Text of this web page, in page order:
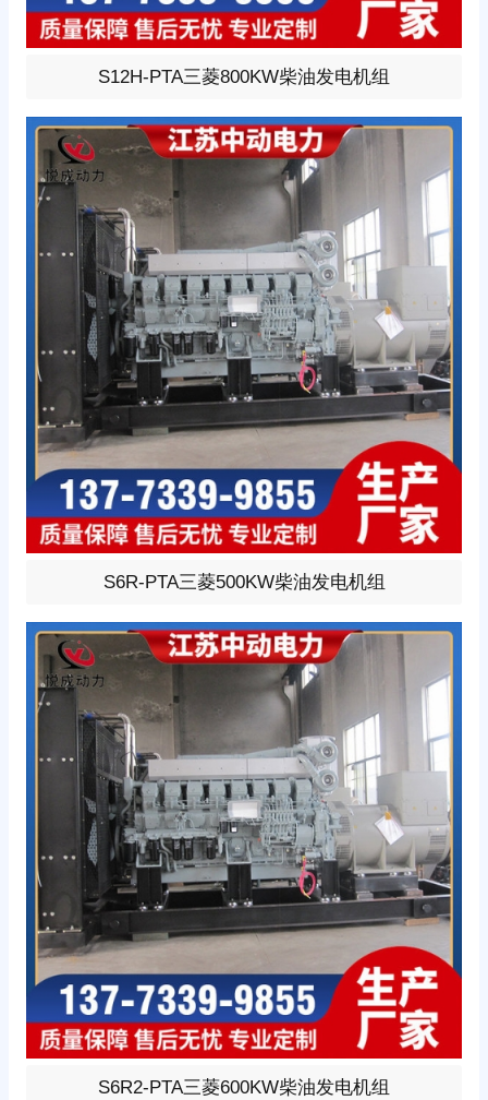
800KW柴油发电机组，选用三菱型号:S12H-PTA、柴油发
缸发动机配套昇丰全铜无刷发电机，全铜发电机质保两
年。标配自启动自保护液晶控制器。
S12H-PTA三菱800KW柴油发电机组
500KW柴油发电机组，选用三菱型号:S6R-PTA、柴油发动
发动机配套昇丰全铜无刷发电机，全铜发电机质保两年。
标配自启动自保护液晶控制器。
S6R-PTA三菱500KW柴油发电机组
600KW柴油发电机组，选用三菱型号:S6R2-PTA、柴油发
S6R2-PTA三菱600KW柴油发电机组